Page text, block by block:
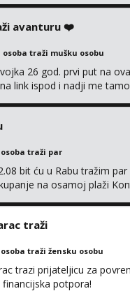
avanturu ❤️
osoba traži mušku osobu
26 god. prvi put na
link ispod i nadji me
traži par
bit ću u Rabu tražim
na osamoj plaži
traži
traži žensku osobu
trazi prijateljicu za
potpora!